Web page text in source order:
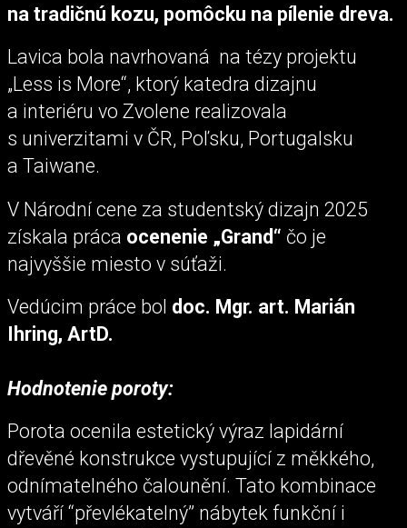
na tradičnú kozu, pomôcku na pílenie dreva.
Lavica bola navrhovaná na tézy projektu
„Less is More“, ktorý katedra dizajnu
a interiéru vo Zvolene realizovala
s univerzitami v ČR, Poľsku, Portugalsku
a Taiwane.
V Národní cene za studentský dizajn 2025
získala práca ocenenie „Grand“ čo je
najvyššie miesto v súťaži.
Vedúcim práce bol doc. Mgr. art. Marián
Ihring, ArtD.
Hodnotenie poroty:
Porota ocenila estetický výraz lapidární
dřevěné konstrukce vystupující z měkkého,
odnímatelného čalounění. Tato kombinace
vytváří “převlékatelný” nábytek funkční i